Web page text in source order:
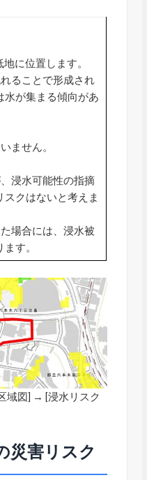
に位置します。
ることで形成され
水が集まる傾向があ
ません。
浸水可能性の指摘
クはないと考えま
場合には、浸水被
す。
域図] → [浸水リスク
災害リスク